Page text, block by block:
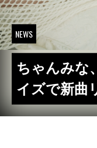
NEWS
ちゃんみな
イズで新曲